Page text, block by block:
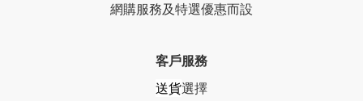
網購服務及特選優惠而設
客戶服務
送貨選擇